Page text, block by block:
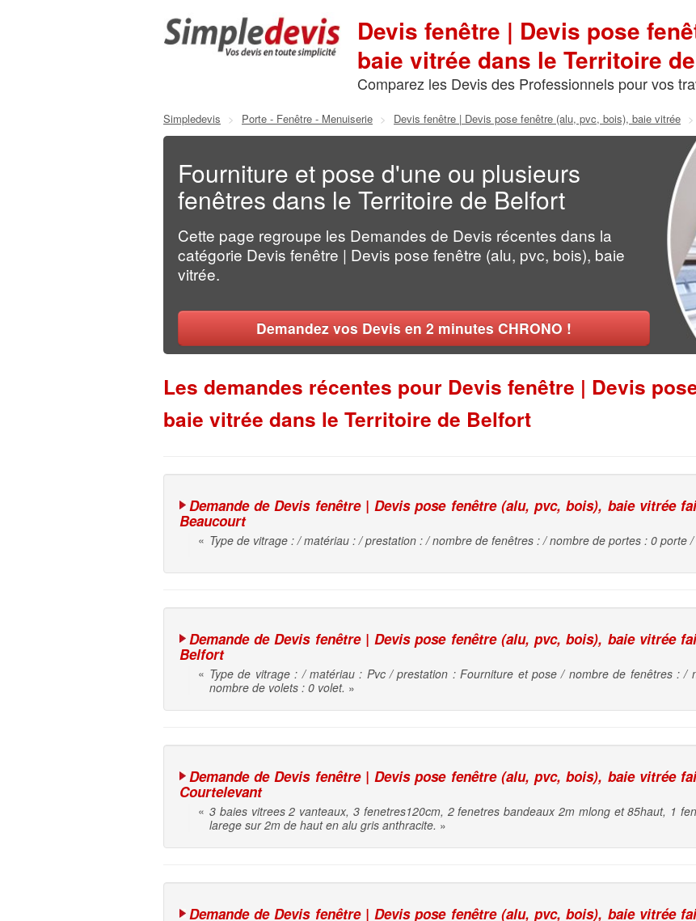
Devis fenêtre | Devis pose
baie vitrée dans le Territoire
Comparez les Devis des Professionnels pour vos
Simpledevis > Porte - Fenêtre - Menuiserie > Devis fenêtre | Devis pose fenêtre (alu, pvc, bois), baie vitrée >
Fourniture et pose d'une ou plusieurs
fenêtres dans le Territoire de Belfort
Cette page regroupe les Demandes de Devis récentes dans la
catégorie Devis fenêtre | Devis pose fenêtre (alu, pvc, bois), baie
vitrée.
Demandez vos Devis en 2 minutes CHRONO !
Les demandes récentes pour Devis fenêtre | Devis
baie vitrée dans le Territoire de Belfort
Demande de Devis fenêtre | Devis pose fenêtre (alu, pvc, bois), baie vitrée
Beaucourt
« Type de vitrage : / matériau : / prestation : / nombre de fenêtres : / nombre de portes : 0 porte
Demande de Devis fenêtre | Devis pose fenêtre (alu, pvc, bois), baie vitrée
Belfort
« Type de vitrage : / matériau : Pvc / prestation : Fourniture et pose / nombre de fenêtres : /
nombre de volets : 0 volet. »
Demande de Devis fenêtre | Devis pose fenêtre (alu, pvc, bois), baie vitrée
Courtelevant
« 3 baies vitrees 2 vanteaux, 3 fenetres120cm, 2 fenetres bandeaux 2m mlong et 85haut, 1
larege sur 2m de haut en alu gris anthracite. »
Demande de Devis fenêtre | Devis pose fenêtre (alu, pvc, bois), baie vitrée